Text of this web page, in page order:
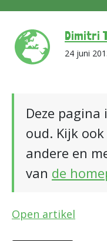
Dimitri
24 juni
Deze
oud. Kijk
andere en
van de
Open artikel